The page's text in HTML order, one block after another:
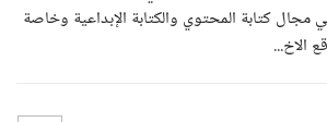
كتابة المحتوي والكتابة الإبداعية وخاصة
الاخ...